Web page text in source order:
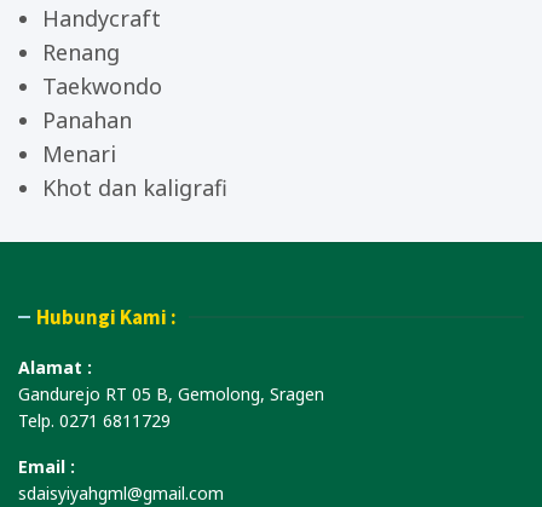
Handycraft
Renang
Taekwondo
Panahan
Menari
Khot dan kaligrafi
Hubungi Kami :
Alamat :
Gandurejo RT 05 B, Gemolong, Sragen
Telp. 0271 6811729
Email :
sdaisyiyahgml@gmail.com